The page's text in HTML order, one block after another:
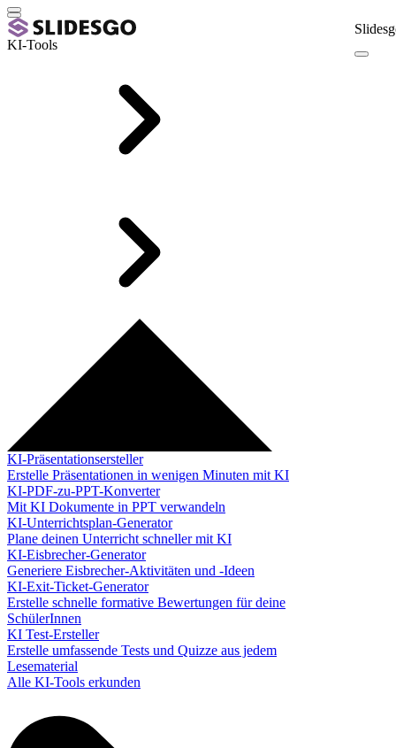
KI-Tools
KI-Präsentationsersteller
Erstelle Präsentationen in wenigen Minuten mit KI
KI-PDF-zu-PPT-Konverter
Mit KI Dokumente in PPT verwandeln
KI-Unterrichtsplan-Generator
Plane deinen Unterricht schneller mit KI
KI-Eisbrecher-Generator
Generiere Eisbrecher-Aktivitäten und -Ideen
KI-Exit-Ticket-Generator
Erstelle schnelle formative Bewertungen für deine
SchülerInnen
KI Test-Ersteller
Erstelle umfassende Tests und Quizze aus jedem
Lesematerial
Alle KI-Tools erkunden